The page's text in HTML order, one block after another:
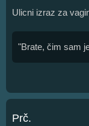
Ulicni izraz za
"Brate, čim sam
Prč.